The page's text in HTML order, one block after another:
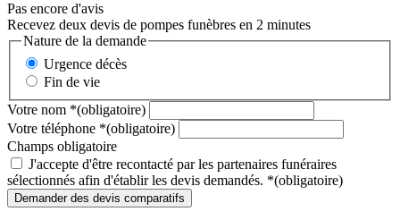
Pas encore d'avis
Recevez deux devis de pompes funèbres en 2 minutes
Nature de la demande
Urgence décès
Fin de vie
Votre nom *(obligatoire)
Votre téléphone *(obligatoire)
Champs obligatoire
J'accepte d'être recontacté par les partenaires funéraires
sélectionnés afin d'établir les devis demandés. *(obligatoire)